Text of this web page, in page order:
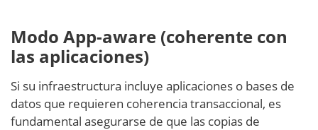
Modo App-aware (coherente con
las aplicaciones)
Si su infraestructura incluye aplicaciones o bases de
datos que requieren coherencia transaccional, es
fundamental asegurarse de que las copias de